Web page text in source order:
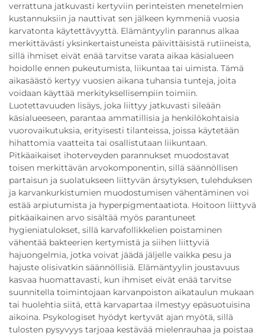
verrattuna jatkuvasti kertyviin perinteisten menetelmien
kustannuksiin ja nauttivat sen jälkeen kymmeniä vuosia
karvatonta käytettävyyttä. Elämäntyylin parannus alkaa
merkittävästi yksinkertaistuneista päivittäisistä rutiineista,
sillä ihmiset eivät enää tarvitse varata aikaa käsialueen
hoidolle ennen pukeutumista, liikuntaa tai uimista. Tämä
aikasäästö kertyy vuosien aikana tuhansia tunteja, joita
voidaan käyttää merkityksellisempiin toimiin.
Luotettavuuden lisäys, joka liittyy jatkuvasti sileään
käsialueeseen, parantaa ammatillisia ja henkilökohtaisia
vuorovaikutuksia, erityisesti tilanteissa, joissa käytetään
hihattomia vaatteita tai osallistutaan liikuntaan.
Pitkäaikaiset ihoterveyden parannukset muodostavat
toisen merkittävän arvokomponentin, sillä säännöllisen
partaisun ja suolatukseen liittyvän ärsytyksen, tulehduksen
ja karvankurkistumien muodostumisen vähentäminen voi
estää arpiutumista ja hyperpigmentaatiota. Hoitoon liittyvä
pitkäaikainen arvo sisältää myös parantuneet
hygieniatulokset, sillä karvafollikkelien poistaminen
vähentää bakteerien kertymistä ja siihen liittyviä
hajuongelmia, jotka voivat jäädä jäljelle vaikka pesu ja
hajuste olisivatkin säännöllisiä. Elämäntyylin joustavuus
kasvaa huomattavasti, kun ihmiset eivät enää tarvitse
suunnitella toimintojaan karvanpoiston aikataulun mukaan
tai huolehtia siitä, että karvapartaa ilmestyy epäsuotuisina
aikoina. Psykologiset hyödyt kertyvät ajan myötä, sillä
tulosten pysyvyys tarjoaa kestävää mielenrauhaa ja poistaa